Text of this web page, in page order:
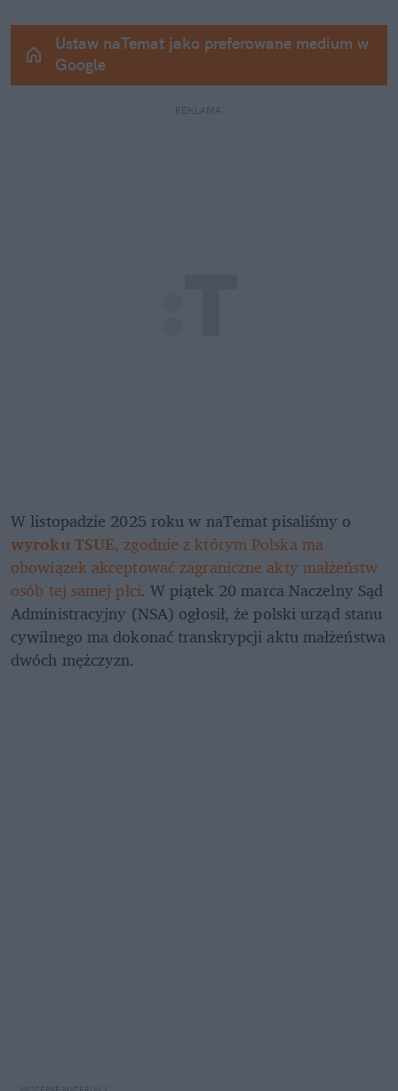
Ustaw naTemat jako preferowane medium w
Google
REKLAMA
wyroku TSUE, zgodnie z którym Polska ma
obowiązek akceptować zagraniczne akty małżeństw
osób tej samej płci. W piątek 20 marca Naczelny Sąd
Administracyjny (NSA) ogłosił, że polski urząd stanu
cywilnego ma dokonać transkrypcji aktu małżeństwa
dwóch mężczyzn.